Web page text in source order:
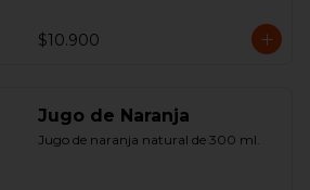
$10.900
Jugo de Naranja
Jugo de naranja natural de 300 ml.